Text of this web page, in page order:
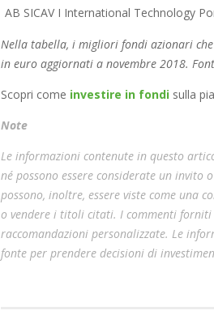
AB SICAV I International Technology
Nella tabella, i migliori fondi azionari
in euro aggiornati a novembre 2018.
Scopri come investire in fondi sulla
Note
Le informazioni contenute in questo
né possono essere considerate un
possono, inoltre, essere viste come una
o vendere i titoli citati. I commenti forniti
raccomandazioni personalizzate. Le
fonte per prendere decisioni di